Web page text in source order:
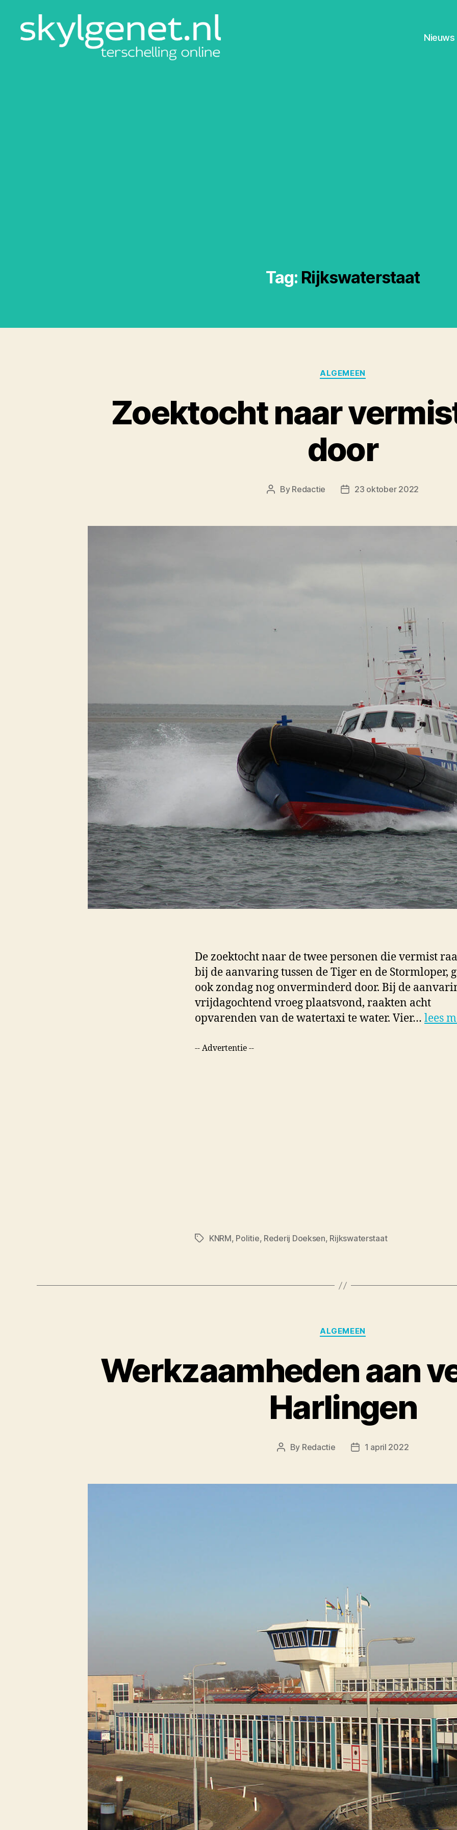
Nieuws
Tag: Rijkswaterstaat
Categories
ALGEMEEN
Zoektocht naar
door
Post
By Redactie
Post23 oktober 2022
De zoektocht naar de twee personen die vermist
bij de aanvaring tussen de Tiger en de Stormloper,
ook zondag nog onverminderd door. Bij de
vrijdagochtend vroeg plaatsvond, raakten acht
opvarenden van de watertaxi te water. Vier… lees
-- Advertentie --
TagsKNRM, Politie, Rederij Doeksen, Rijkswaterstaat
Categories
ALGEMEEN
Werkzaamheden aan
Harlingen
Post
By Redactie
Post1 april 2022